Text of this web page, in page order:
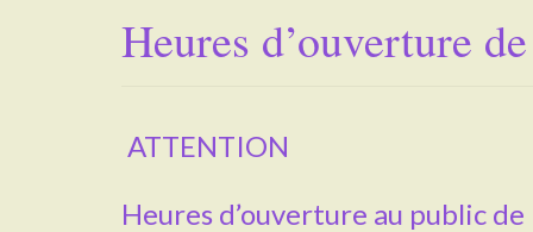
Heures d’ouverture
ATTENTION
Heures d’ouverture au public